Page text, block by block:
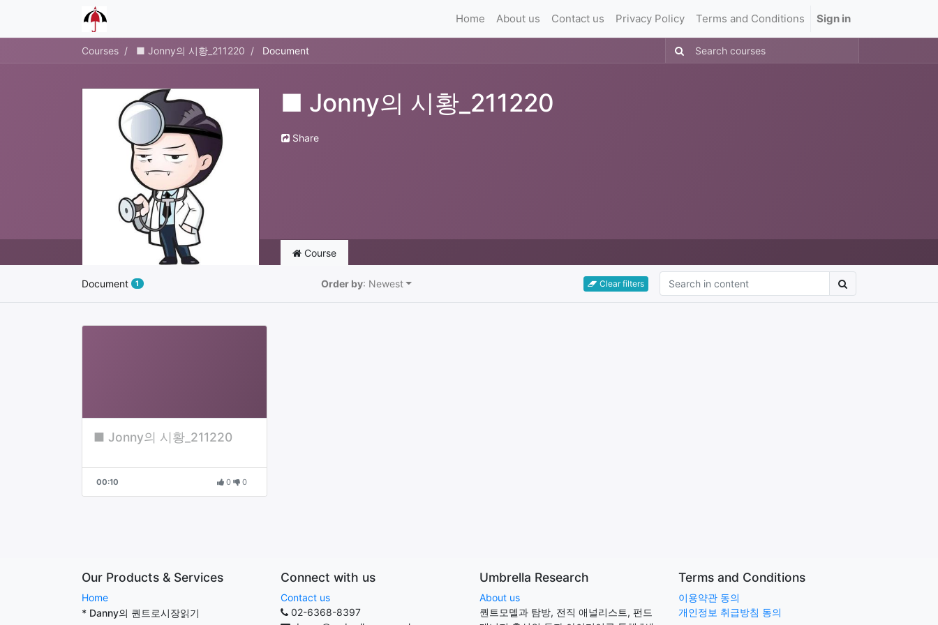
Home About us Contact us Privacy Policy Terms and Conditions Sign in
Courses ■ Jonny의 시황_211220 Document
■ Jonny의 시황_211220
Share
Course
Document 1 Order by: Newest Clear filters
■ Jonny의 시황_211220
00:10 0 0
Our Products & Services
Home
* Danny의 퀀트로시장읽기
Connect with us
Contact us
02-6368-8397
Umbrella Research
About us
퀀트모델과 탐방, 전직 애널리스트, 펀드
Terms and Conditions
이용약관 동의
개인정보 취급방침 동의